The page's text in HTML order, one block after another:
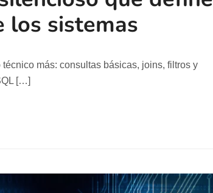
los sistemas
más: consultas básicas, joins, filtros y
[…]